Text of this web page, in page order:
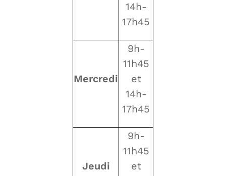
14h-
17h45
Mercredi
9h-
11h45
et
14h-
17h45
Jeudi
9h-
11h45
et